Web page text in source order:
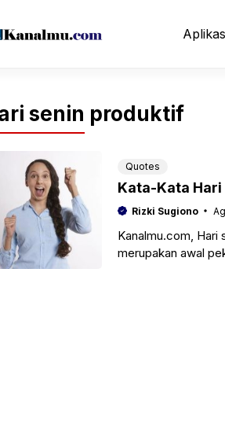
senin produktif
Quotes
Kata-Kata
Rizki Sugiono
Kanalmu.com, Hari
merupakan awal